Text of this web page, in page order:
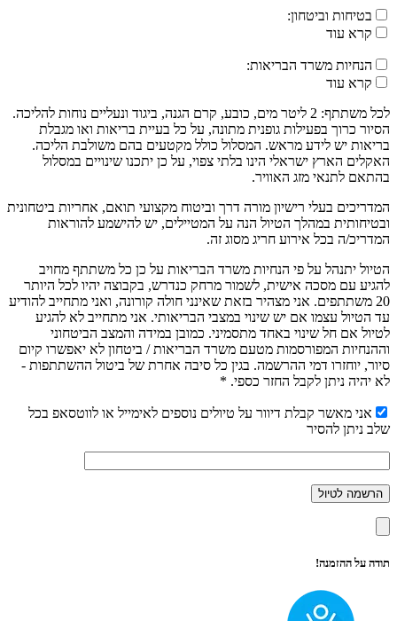
בטיחות וביטחון:
קרא עוד
הנחיות משרד הבריאות:
קרא עוד
לכל משתתף: 2 ליטר מים, כובע, קרם הגנה, ביגוד ונעליים נוחות להליכה.
הסיור כרוך בפעילות גופנית מתונה, על כל בעיית בריאות ואו מגבלת
בריאות יש לידע מראש. המסלול כולל מקטעים בהם משולבת הליכה.
האקלים הארץ ישראלי הינו בלתי צפוי, על כן יתכנו שינויים במסלול
בהתאם לתנאי מזג האוויר.
המדריכים בעלי רישיון מורה דרך וביטוח מקצועי תואם, אחריות ביטחונית
ובטיחותית במהלך הטיול הנה על המטיילים, יש להישמע להוראות
המדריכ/ה בכל אירוע חריג מסוג זה.
הטיול יתנהל על פי הנחיות משרד הבריאות על כן כל משתתף מחויב
להגיע עם מסכה אישית, לשמור מרחק כנדרש, בקבוצה יהיו לכל היותר
20 משתתפים. אני מצהיר בזאת שאינני חולה קורונה, ואני מתחייב להודיע
עד הטיול עצמו אם יש שינוי במצבי הבריאותי. אני מתחייב לא להגיע
לטיול אם חל שינוי באחד מתסמיני. כמובן במידה והמצב הביטחוני
וההנחיות המפורסמות מטעם משרד הבריאות / ביטחון לא יאפשרו קיום
סיור, יוחזרו דמי ההרשמה. בגין כל סיבה אחרת של ביטול ההשתתפות -
לא יהיה ניתן לקבל החזר כספי. *
אני מאשר קבלת דיוור על טיולים נוספים לאימייל או לווטסאפ בכל
שלב ניתן להסיר
תודה על ההזמנה!